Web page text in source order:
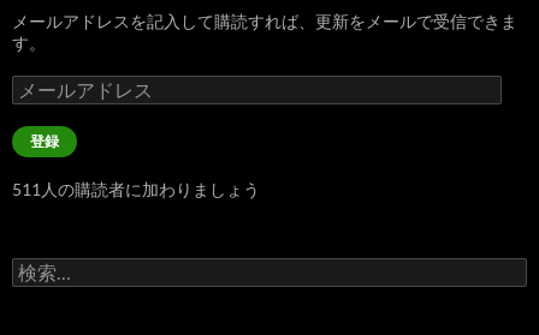
メールアドレスを記入して購読すれば、更新をメールで受信できま
す。
メ
ー
ル
ア
レ
登録
511人の購読者に加わりましょう
検
索: